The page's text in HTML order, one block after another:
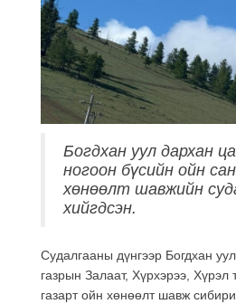
Богдхан уул дархан
ногоон бүсийн ойн
хөнөөлт шавжийн
хийгдсэн.
Судалгааны дүнгээр Богдхан
газрын Залаат, Хүрхэрээ, Хүрэл
газарт ойн хөнөөлт шавж